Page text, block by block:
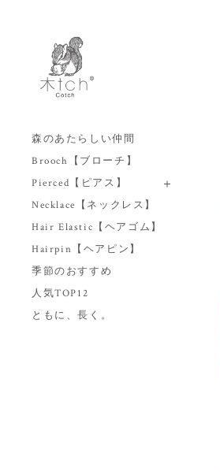
森のあたらしい仲間
Brooch【ブローチ】
Pierced【ピアス】
Necklace【ネックレス】
Hair Elastic【ヘアゴム】
Hairpin【ヘアピン】
季節のおすすめ
人気TOP12
ともに、長く。